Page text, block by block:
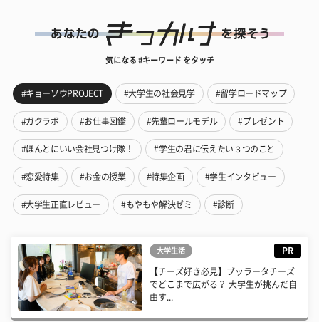
気になる #キーワード をタッチ
#キョーソウPROJECT #大学生の社会見学 #留学ロードマップ
#ガクラボ #お仕事図鑑 #先輩ロールモデル #プレゼント
#ほんとにいい会社見つけ隊！ #学生の君に伝えたい３つのこと
#恋愛特集 #お金の授業 #特集企画 #学生インタビュー
#大学生正直レビュー #もやもや解決ゼミ #診断
大学生活 PR
【チーズ好き必見】ブッラータチーズ
でどこまで広がる？ 大学生が挑んだ自
由す...